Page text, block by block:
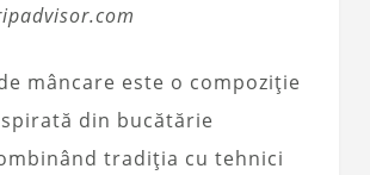
mâncare este o compoziție
din bucătărie
tradiția cu tehnici